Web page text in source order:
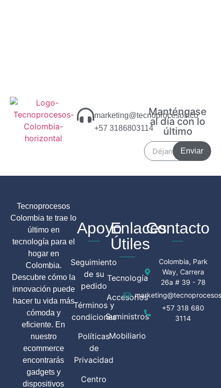
marketing@tecnoprocesos.co
+57 3186803114
Manténgase
al día con lo
último
Enviar
Tecnoprocesos
Colombia te trae lo
último en
tecnología para el
hogar en
Colombia.
Descubre cómo la
innovación puede
hacer tu vida más
cómoda y
eficiente. En
nuestro
ecommerce
encontrarás
gadgets y
dispositivos
Apoyo
Seguimiento
de su
pedido
Términos y
condiciones
Políticas
de
Privacidad
Centro
Enlaces
Útiles
Tecnología
Accesorios
Suministros
Mobiliario
Contacto
Colombia, Park
Way, Carrera
26a # 39 - 78
+57 318 680
3114